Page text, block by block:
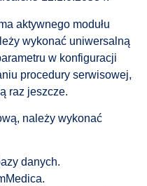
aktywnego modułu
wykonać uniwersalną
w konfiguracji
procedury serwisowej,
raz jeszcze.
należy wykonać
danych.